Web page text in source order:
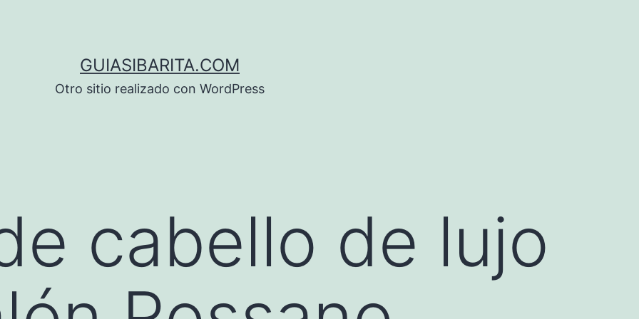
GUIASIBARITA.COM
Otro sitio realizado con WordPress
cabello de lujo